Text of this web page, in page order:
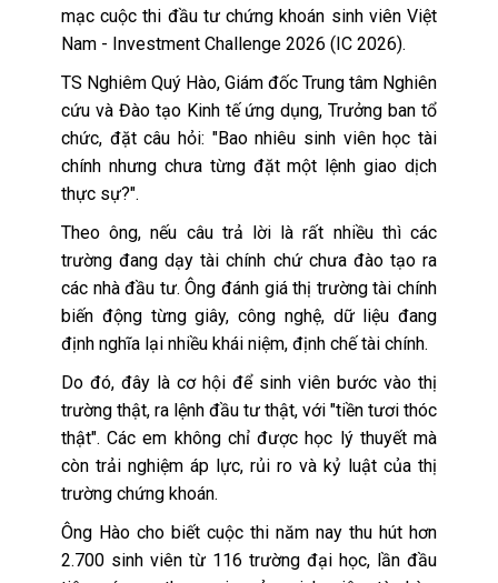
mạc cuộc thi đầu tư chứng khoán sinh viên Việt
Nam - Investment Challenge 2026 (IC 2026).
TS Nghiêm Quý Hào, Giám đốc Trung tâm Nghiên
cứu và Đào tạo Kinh tế ứng dụng, Trưởng ban tổ
chức, đặt câu hỏi: "Bao nhiêu sinh viên học tài
chính nhưng chưa từng đặt một lệnh giao dịch
thực sự?".
Theo ông, nếu câu trả lời là rất nhiều thì các
trường đang dạy tài chính chứ chưa đào tạo ra
các nhà đầu tư. Ông đánh giá thị trường tài chính
biến động từng giây, công nghệ, dữ liệu đang
định nghĩa lại nhiều khái niệm, định chế tài chính.
Do đó, đây là cơ hội để sinh viên bước vào thị
trường thật, ra lệnh đầu tư thật, với "tiền tươi thóc
thật". Các em không chỉ được học lý thuyết mà
còn trải nghiệm áp lực, rủi ro và kỷ luật của thị
trường chứng khoán.
Ông Hào cho biết cuộc thi năm nay thu hút hơn
2.700 sinh viên từ 116 trường đại học, lần đầu